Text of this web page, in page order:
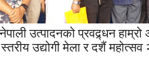
उत्पादनको प्रवद्र्धन
स्तरीय उद्योगी मेला र दशैं